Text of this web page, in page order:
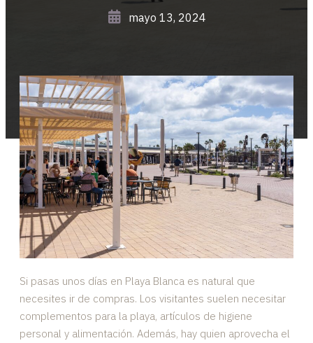
mayo 13, 2024
Si pasas unos días en Playa Blanca es natural que
necesites ir de compras. Los visitantes suelen necesitar
complementos para la playa, artículos de higiene
personal y alimentación. Además, hay quien aprovecha el